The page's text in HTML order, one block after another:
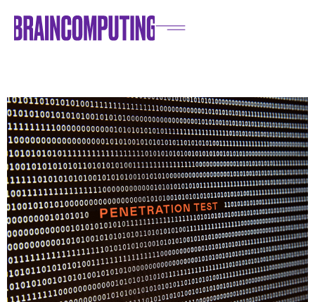
Home/ Blog/IT e Innovazioni
Penetration Test: cos’è e perché è importante per le